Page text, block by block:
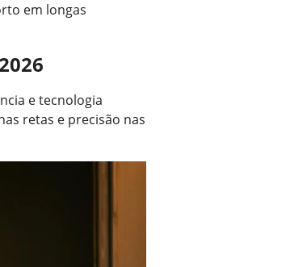
em longas
e tecnologia
retas e precisão nas